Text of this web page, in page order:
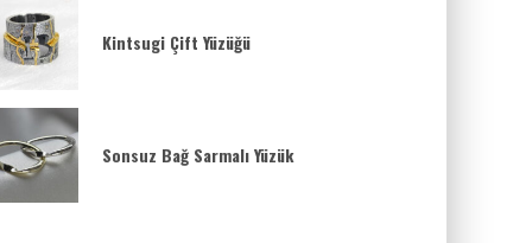
Kintsugi Çift Yüzüğü
Sonsuz Bağ Sarmalı Yüzük